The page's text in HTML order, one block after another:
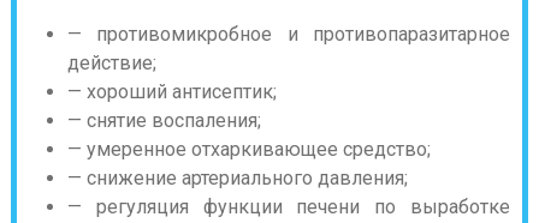
— противомикробное и противопаразитарное
действие;
— хороший антисептик;
— снятие воспаления;
— умеренное отхаркивающее средство;
— снижение артериального давления;
— регуляция функции печени по выработке